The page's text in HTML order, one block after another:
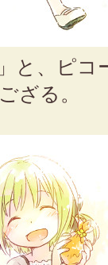
と、ピ
ざる。